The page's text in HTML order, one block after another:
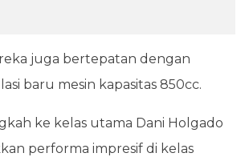
juga bertepatan dengan
baru mesin kapasitas 850cc.
ke kelas utama Dani Holgado
performa impresif di kelas